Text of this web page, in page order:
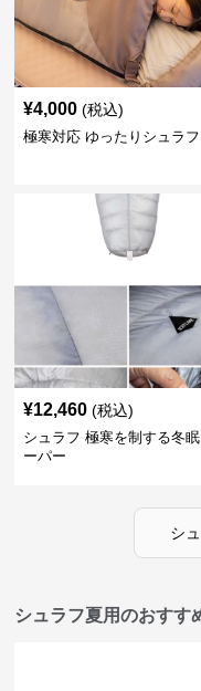
¥4,000 (税込)
極寒対応 ゆったりシュラフ
¥12,460 (税込)
シュラフ 極寒を制する冬眠
ーパー
シ
シュラフ夏用のおすす